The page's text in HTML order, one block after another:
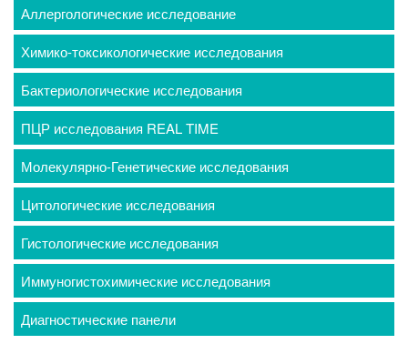
Аллергологические исследование
Химико-токсикологические исследования
Бактериологические исследования
ПЦР исследования REAL TIME
Молекулярно-Генетические исследования
Цитологические исследования
Гистологические исследования
Иммуногистохимические исследования
Диагностические панели